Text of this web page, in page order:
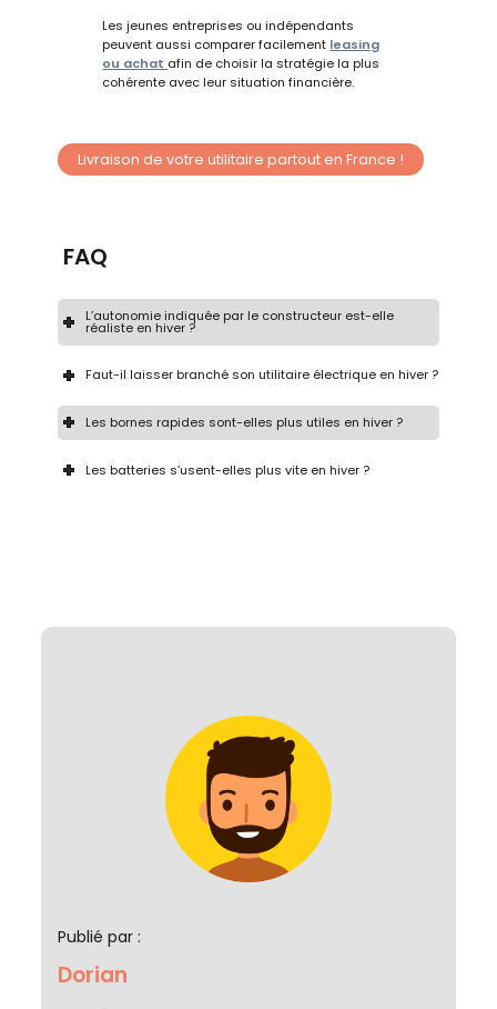
Les jeunes entreprises ou indépendants
peuvent aussi comparer facilement leasing
ou achat afin de choisir la stratégie la plus
cohérente avec leur situation financière.
Livraison de votre utilitaire partout en France !
FAQ
L’autonomie indiquée par le constructeur est-elle
réaliste en hiver ?
Faut-il laisser branché son utilitaire électrique en hiver ?
Les bornes rapides sont-elles plus utiles en hiver ?
Les batteries s’usent-elles plus vite en hiver ?
Publié par :
Dorian